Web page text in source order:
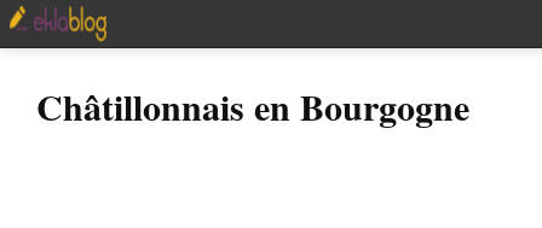
Châtillonnais en Bourgogne